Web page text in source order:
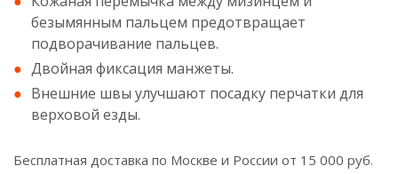
безымянным пальцем предотвращает
подворачивание пальцев.
Двойная фиксация манжеты.
Внешние швы улучшают посадку перчатки для
верховой езды.
Бесплатная доставка по Москве и России от 15 000 руб.